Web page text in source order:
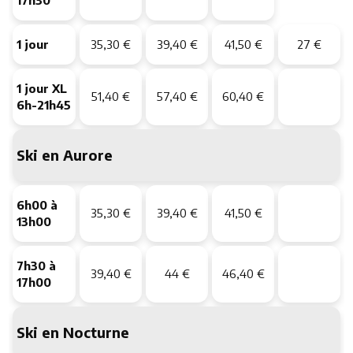
1 jour 35,30 € 39,40 € 41,50 € 27 €
1 jour XL
6h-21h45
51,40 € 57,40 € 60,40 €
Ski en Aurore
6h00 à
13h00
35,30 € 39,40 € 41,50 €
7h30 à
17h00
39,40 € 44 € 46,40 €
Ski en Nocturne